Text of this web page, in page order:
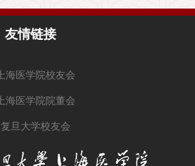
友情链接
上海医学院校友会
上海医学院院董会
复旦大学校友会